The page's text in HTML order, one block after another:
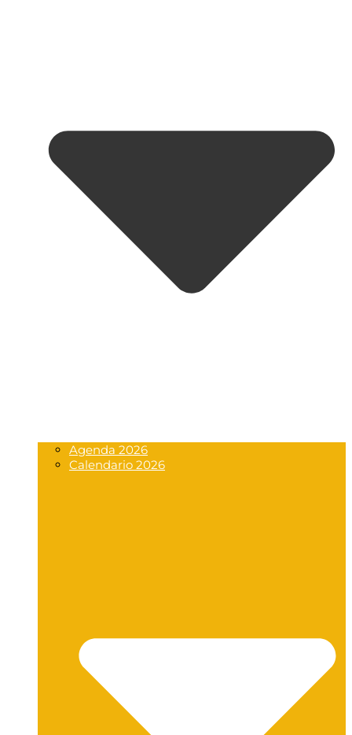
Agenda 2026
Calendario 2026